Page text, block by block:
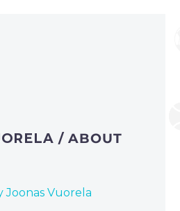
/ ABOUT
Joonas Vuorela